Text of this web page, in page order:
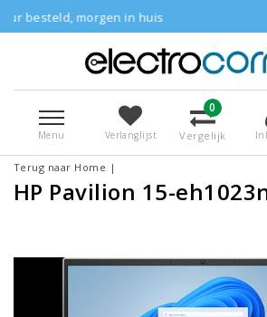
in huis
Menu Verlanglijst
0
Vergelijk
Terug naar Home |
HP Pavilion 15-